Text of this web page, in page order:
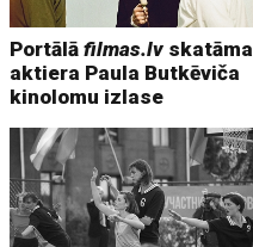
Portālāfilmas.lv skatāma
aktiera Paula Butkēviča
kinolomu izlase